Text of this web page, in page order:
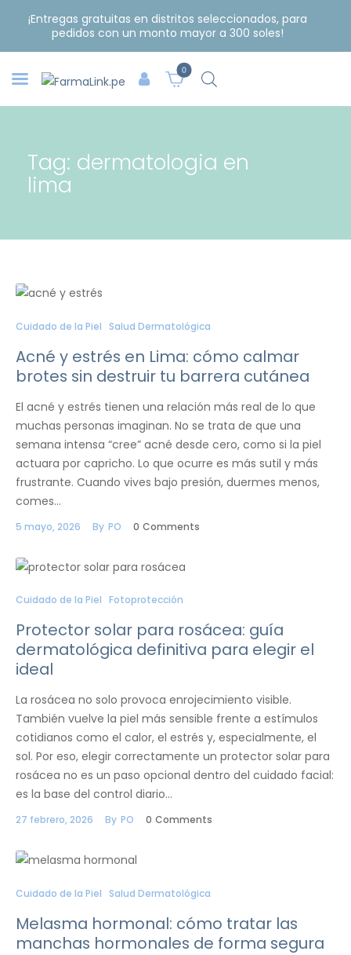
¡Entregas gratuitas en distritos seleccionados, para
pedidos con un monto mayor a 300 soles!
0
Tag: dermatologia en
lima
Cuidado de la Piel Salud Dermatológica
Acné y estrés en Lima: cómo calmar
brotes sin destruir tu barrera cutánea
El acné y estrés tienen una relación más real de lo que
muchas personas imaginan. No se trata de que una
semana intensa “cree” acné desde cero, como si la piel
actuara por capricho. Lo que ocurre es más sutil y más
frustrante. Cuando vives bajo presión, duermes menos,
comes…
5 mayo, 2026 By PO 0 Comments
Cuidado de la Piel Fotoprotección
Protector solar para rosácea: guía
dermatológica definitiva para elegir el
ideal
La rosácea no solo provoca enrojecimiento visible.
También vuelve la piel más sensible frente a estímulos
cotidianos como el calor, el estrés y, especialmente, el
sol. Por eso, elegir correctamente un protector solar para
rosácea no es un paso opcional dentro del cuidado facial:
es la base del control diario…
27 febrero, 2026 By PO 0 Comments
Cuidado de la Piel Salud Dermatológica
Melasma hormonal: cómo tratar las
manchas hormonales de forma segura